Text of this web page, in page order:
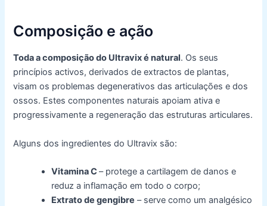
Composição e ação
Toda a composição do Ultravix é natural. Os seus
princípios activos, derivados de extractos de plantas,
visam os problemas degenerativos das articulações e dos
ossos. Estes componentes naturais apoiam ativa e
progressivamente a regeneração das estruturas articulares.
Alguns dos ingredientes do Ultravix são:
Vitamina C– protege a cartilagem de danos e
reduz a inflamação em todo o corpo;
Extrato de gengibre – serve como um analgésico